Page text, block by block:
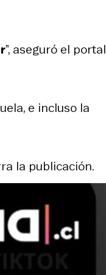
”, aseguró el portal
e incluso la
la publicación.